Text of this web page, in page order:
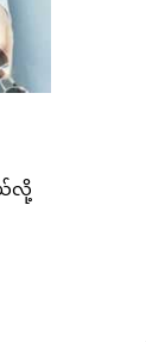
ယ်လို့